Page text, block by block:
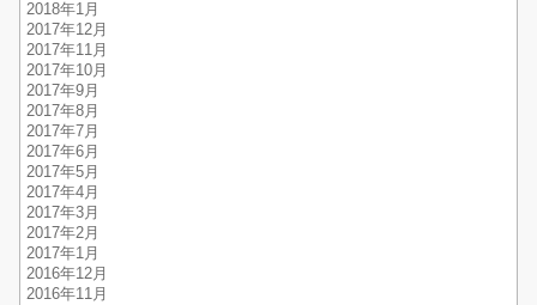
2018年1月
2017年12月
2017年11月
2017年10月
2017年9月
2017年8月
2017年7月
2017年6月
2017年5月
2017年4月
2017年3月
2017年2月
2017年1月
2016年12月
2016年11月